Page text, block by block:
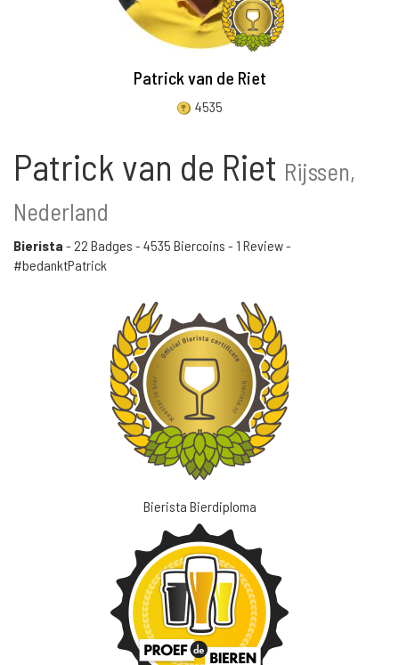
Patrick van de Riet
4535
Patrick van de Riet Rijssen,
Nederland
Bierista - 22 Badges - 4535 Biercoins - 1 Review-
#bedanktPatrick
Bierista Bierdiploma